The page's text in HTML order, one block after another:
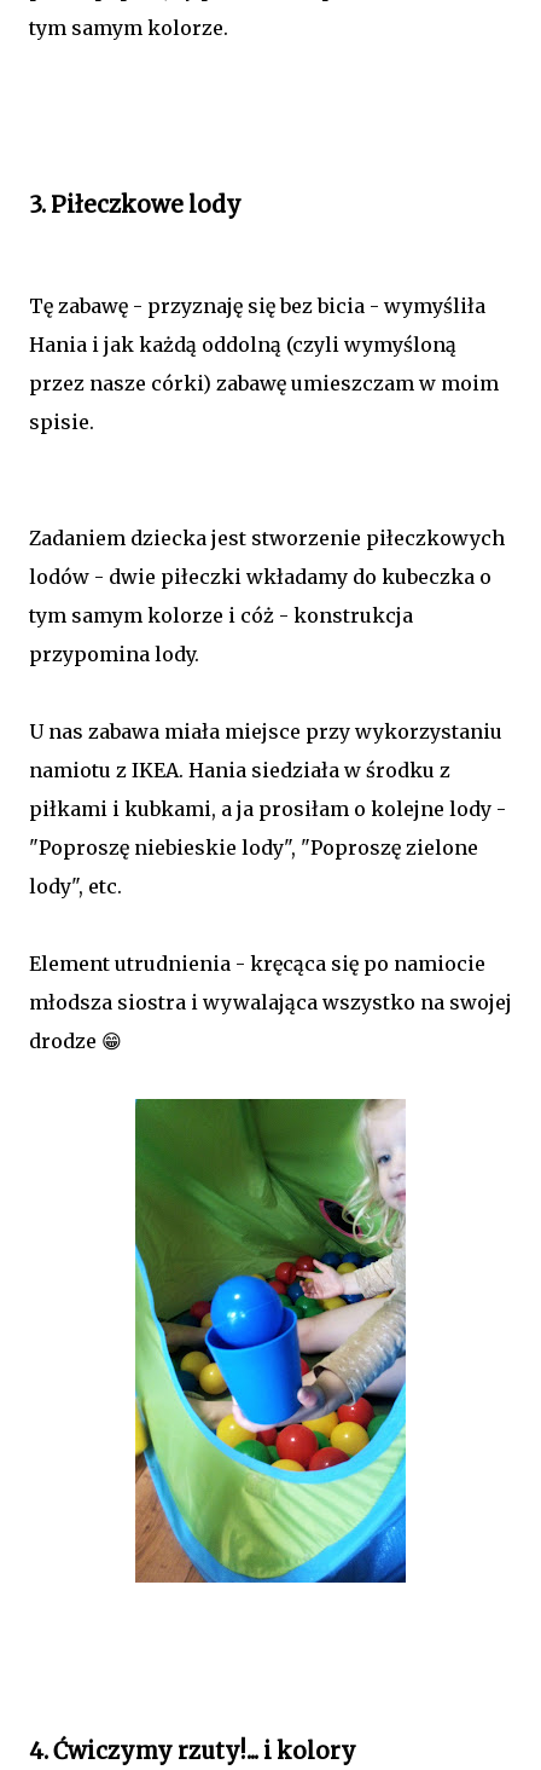
tym samym kolorze.
3. Piłeczkowe lody
Tę zabawę - przyznaję się bez bicia - wymyśliła
Hania i jak każdą oddolną (czyli wymyśloną
przez nasze córki) zabawę umieszczam w moim
spisie.
Zadaniem dziecka jest stworzenie piłeczkowych
lodów - dwie piłeczki wkładamy do kubeczka o
tym samym kolorze i cóż - konstrukcja
przypomina lody.
U nas zabawa miała miejsce przy wykorzystaniu
namiotu z IKEA. Hania siedziała w środku z
piłkami i kubkami, a ja prosiłam o kolejne lody -
"Poproszę niebieskie lody", "Poproszę zielone
lody", etc.
Element utrudnienia - kręcąca się po namiocie
młodsza siostra i wywalająca wszystko na swojej
drodze 😁
4. Ćwiczymy rzuty!... i kolory